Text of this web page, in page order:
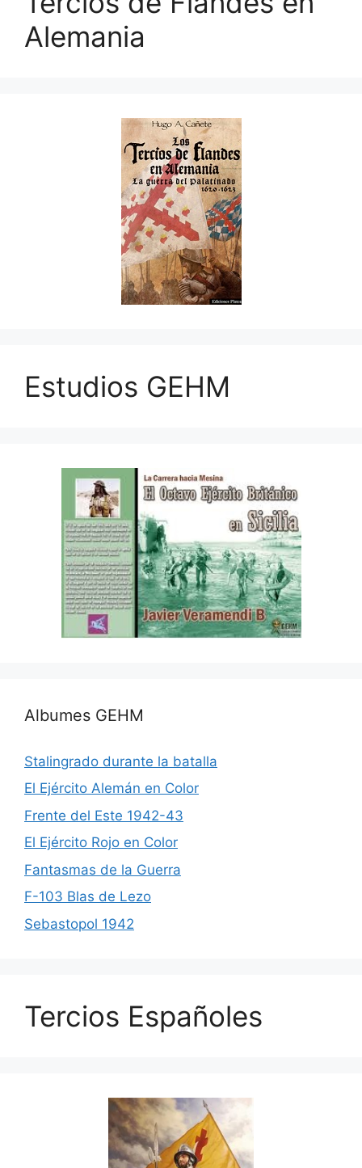
Alemania
Estudios GEHM
Albumes GEHM
Stalingrado durante la batalla
El Ejército Alemán en Color
Frente del Este 1942-43
El Ejército Rojo en Color
Fantasmas de la Guerra
F-103 Blas de Lezo
Sebastopol 1942
Tercios Españoles